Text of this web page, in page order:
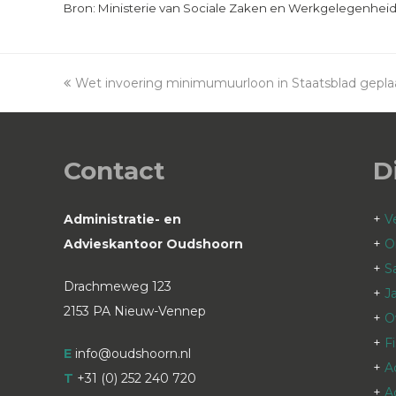
Bron: Ministerie van Sociale Zaken en Werkgelegenheid
previous
Wet invoering minimumuurloon in Staatsblad
Contact
Administratie- en
Advieskantoor Oudshoorn
Drachmeweg 123
2153 PA Nieuw-Vennep
E info@oudshoorn.nl
T +31 (0) 252 240 720
+
+
+
+
+
+
+
+